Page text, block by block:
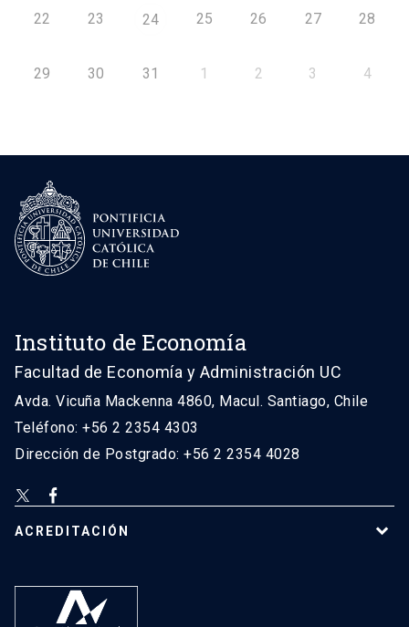
22 23 24 25 26 27 28
29 30 31 1 2 3 4
Instituto de Economía
Facultad de Economía y Administración UC
Avda. Vicuña Mackenna 4860, Macul. Santiago, Chile
Teléfono: +56 2 2354 4303
Dirección de Postgrado: +56 2 2354 4028
ACREDITACIÓN